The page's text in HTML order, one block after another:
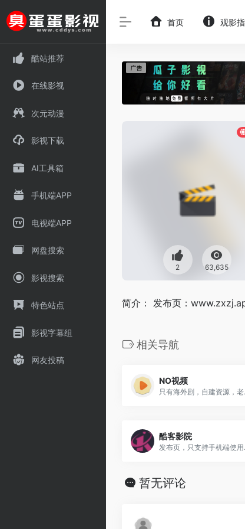
酷站推荐
在线影视
次元动漫
影视下载
AI工具箱
手机端APP
电视端APP
网盘搜索
影视搜索
特色站点
影视字幕组
网友投稿
首页 观影
2 63,635
简介： 发布页：
相关导航
NO视频
只有
酷客影院
发布
暂无评论